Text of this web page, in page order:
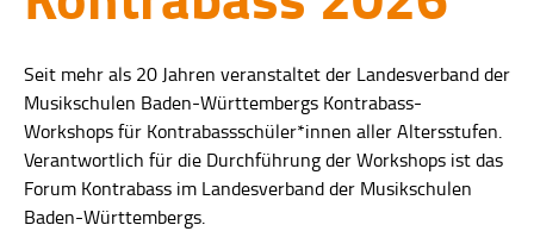
Seit mehr als 20 Jahren veranstaltet der Landesverband der
Musikschulen Baden-Württembergs Kontrabass-
Workshops für Kontrabassschüler*innen aller Altersstufen.
Verantwortlich für die Durchführung der Workshops ist das
Forum Kontrabass im Landesverband der Musikschulen
Baden-Württembergs.